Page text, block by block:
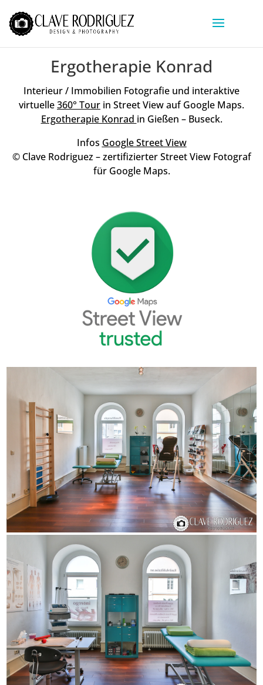
Ergotherapie Konrad
Interieur / Immobilien Fotografie und interaktive
virtuelle360° Tour in Street View auf Google Maps.
Ergotherapie Konrad in Gießen – Buseck.
Infos Google Street View
© Clave Rodriguez – zertifizierter Street View Fotograf
für Google Maps.